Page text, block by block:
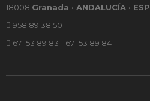
18008 Granada · ANDALUCÍA · ESP
958 89 38 50
671 53 89 83 - 671 53 89 84